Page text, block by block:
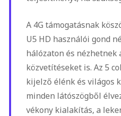
A 4G támogatásnak
U5 HD használói gond
hálózaton és nézhetnek
közvetítéseket is. Az 5
kijelző élénk és világos
minden látószögből
vékony kialakítás, a